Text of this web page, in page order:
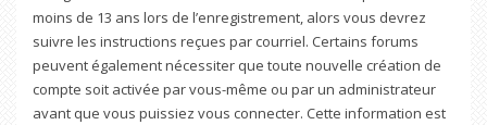
moins de 13 ans lors de l’enregistrement, alors vous devrez
suivre les instructions reçues par courriel. Certains forums
peuvent également nécessiter que toute nouvelle création de
compte soit activée par vous-même ou par un administrateur
avant que vous puissiez vous connecter. Cette information est